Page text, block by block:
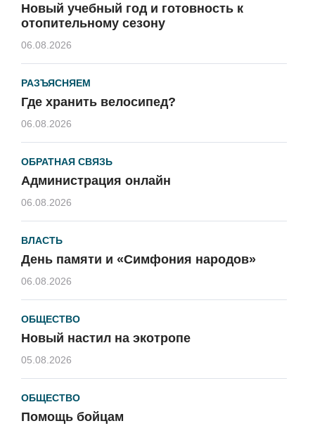
Новый учебный год и готовность к
отопительному сезону
06.08.2026
РАЗЪЯСНЯЕМ
Где хранить велосипед?
06.08.2026
ОБРАТНАЯ СВЯЗЬ
Администрация онлайн
06.08.2026
ВЛАСТЬ
День памяти и «Симфония народов»
06.08.2026
ОБЩЕСТВО
Новый настил на экотропе
05.08.2026
ОБЩЕСТВО
Помощь бойцам